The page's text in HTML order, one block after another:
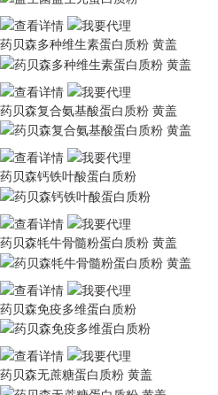
药贝森多种维生素蛋白质粉 黄盖
药贝森复合氨基酸蛋白质粉 黄盖
药贝森钙铁叶酸蛋白质粉
药贝森牦牛骨髓粉蛋白质粉 黄盖
药贝森免疫多维蛋白质粉
药贝森无蔗糖蛋白质粉 黄盖